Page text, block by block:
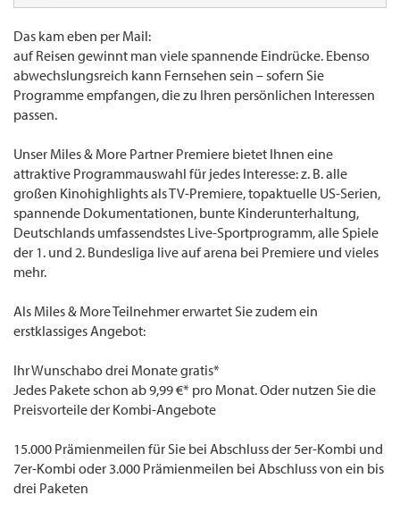
Das kam eben per Mail:
auf Reisen gewinnt man viele spannende Eindrücke. Ebenso
abwechslungsreich kann Fernsehen sein – sofern Sie
Programme empfangen, die zu Ihren persönlichen Interessen
passen.
Unser Miles & More Partner Premiere bietet Ihnen eine
attraktive Programmauswahl für jedes Interesse: z. B. alle
großen Kinohighlights als TV-Premiere, topaktuelle US-Serien,
spannende Dokumentationen, bunte Kinderunterhaltung,
Deutschlands umfassendstes Live-Sportprogramm, alle Spiele
der 1. und 2. Bundesliga live auf arena bei Premiere und vieles
mehr.
Als Miles & More Teilnehmer erwartet Sie zudem ein
erstklassiges Angebot:
Ihr Wunschabo drei Monate gratis*
Jedes Pakete schon ab 9,99 €* pro Monat. Oder nutzen Sie die
Preisvorteile der Kombi-Angebote
15.000 Prämienmeilen für Sie bei Abschluss der 5er-Kombi und
7er-Kombi oder 3.000 Prämienmeilen bei Abschluss von ein bis
drei Paketen